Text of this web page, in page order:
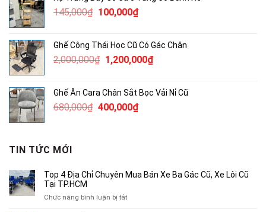
100,000₫.
145,000₫ Giá
145,000₫.
100,000₫Giá
là:
100,000₫.
Ghế Công Thái Học Cũ Có Gác Chân
2,000,000₫ Giá
2,000,000₫.
1,200,000₫Giá
là:
Ghế Ăn Cara Chân Sắt Bọc Vải Nỉ Cũ
680,000₫ Giá
400,000₫Giá
TIN TỨC MỚI
Top 4 Địa Chỉ Chuyên Mua Bán Xe Ba Gác Cũ, Xe Lôi Cũ
Tại TP.HCM
Chức năng bình luận bị tắtở